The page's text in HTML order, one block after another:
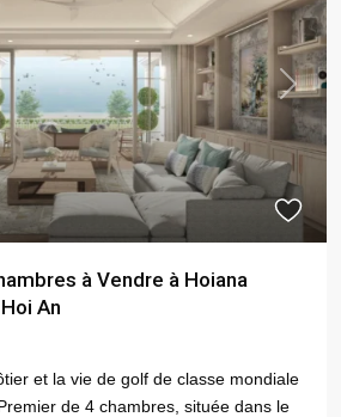
Next
à Vendre à Hoiana
An
et la vie de golf de classe mondiale
de 4 chambres, située dans le